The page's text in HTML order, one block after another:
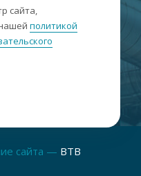
сайта — BTB
сайта,
политикой